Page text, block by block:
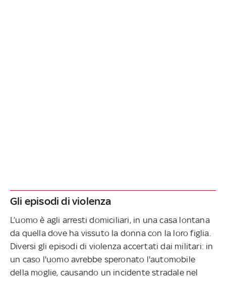
Gli episodi di violenza
L’uomo è agli arresti domiciliari, in una casa lontana
da quella dove ha vissuto la donna con la loro figlia.
Diversi gli episodi di violenza accertati dai militari: in
un caso l'uomo avrebbe speronato l'automobile
della moglie, causando un incidente stradale nel